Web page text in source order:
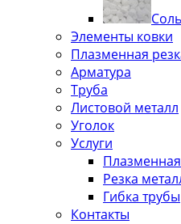
Элементы ковки
Плазменная
Арматура
Труба
Листовой металл
Уголок
Услуги
Резка
Гибка трубы
Контакты